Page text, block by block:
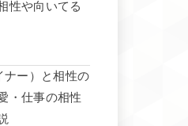
性や向いてる
ナー）と相性の
・仕事の相性